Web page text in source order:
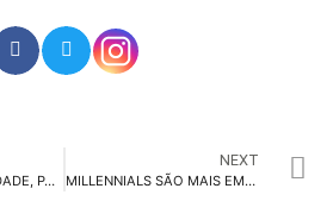
POR SUSTENTABILIDADE, PANASONIC UNE MARIANA XIMENES, REBECA ANDRADE E LUIZA FIORESE
NEXT
MILLENNIALS SÃO MAIS EMPOLGADOS, MAS LÍDERES DA GERAÇÃO X APOSTAM EM CRESCIMENTO